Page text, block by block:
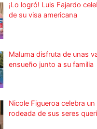
¡Lo logró! Luis Fajardo
de su visa americana
Maluma disfruta de unas
ensueño junto a su familia
Nicole Figueroa celebra
rodeada de sus seres